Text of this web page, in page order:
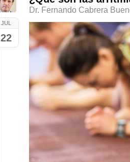
JUL
22
Dr. Fernando Cabrera